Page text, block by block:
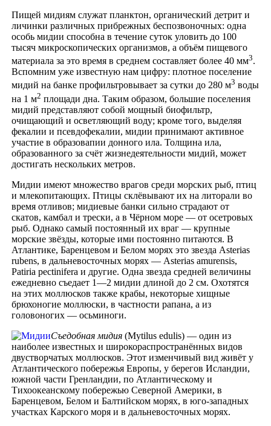
Пищей мидиям служат планктон, органический детрит и
личинки различных прибрежных беспозвоночных: одна
особь мидии способна в течение суток уловить до 100
тысяч микроскопических организмов, а объём пищевого
материала за это время в среднем составляет более 40 мм3.
Вспомним уже известную нам цифру: плотное поселение
мидий на банке профильтровывает за сутки до 280 м3 воды
на 1 м2 площади дна. Таким образом, большие поселения
мидий представляют собой мощный биофильтр,
очищающий и осветляющий воду; кроме того, выделяя
фекалии и псевдофекалии, мидии принимают активное
участие в образовапии донного ила. Толщина ила,
образованного за счёт жизнедеятельности мидий, может
достигать нескольких метров.
Мидии имеют множество врагов среди морских рыб, птиц
и млекопитающих. Птицы склёвывают их на литорали во
время отливов; мидиевые банки сильно страдают от
скатов, камбал и трески, а в Чёрном море — от осетровых
рыб. Однако самый постоянный их враг — крупные
морские звёзды, которые ими постоянно питаются. В
Атлантике, Баренцевом и Белом морях это звезда Asterias
rubens, в дальневосточных морях — Asterias amurensis,
Patiria pectinifera и другие. Одна звезда средней величины
ежедневно съедает 1—2 мидии длиной до 2 см. Охотятся
на этих моллюсков также крабы, некоторые хищные
брюхоногие моллюски, в частности рапана, а из
головоногих — осьминоги.
Съедобная мидия (Mytilus edulis) — один из
наиболее известных и широкораспространённых видов
двустворчатых моллюсков. Этот изменчивый вид живёт у
Атлантического побережья Европы, у берегов Исландии,
южной части Гренландии, по Атлантическому и
Тихоокеанскому побережью Северной Америки, в
Баренцевом, Белом и Балтийском морях, в юго-западных
участках Карского моря и в дальневосточных морях.